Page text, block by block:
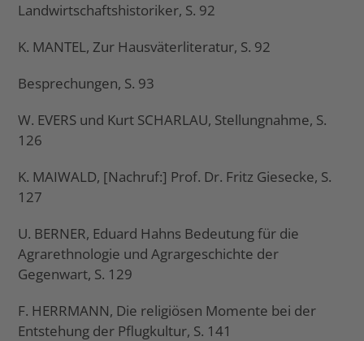
Landwirtschaftshistoriker, S. 92
K. MANTEL, Zur Hausväterliteratur, S. 92
Besprechungen, S. 93
W. EVERS und Kurt SCHARLAU, Stellungnahme, S.
126
K. MAIWALD, [Nachruf:] Prof. Dr. Fritz Giesecke, S.
127
U. BERNER, Eduard Hahns Bedeutung für die
Agrarethnologie und Agrargeschichte der
Gegenwart, S. 129
F. HERRMANN, Die religiösen Momente bei der
Entstehung der Pflugkultur, S. 141